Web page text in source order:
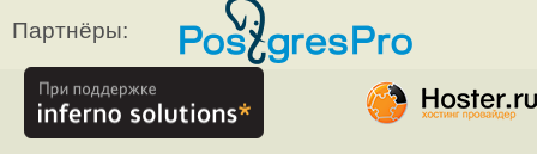
Партнёры: